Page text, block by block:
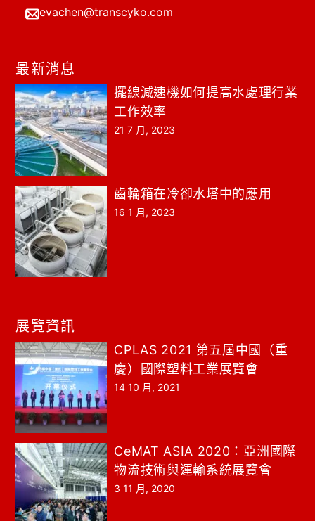
evachen@transcyko.com
最新消息
擺線減速機如何提高水處理行業
工作效率
21 7 月, 2023
齒輪箱在冷卻水塔中的應用
16 1 月, 2023
展覽資訊
CPLAS 2021 第五屆中國（重
慶）國際塑料工業展覽會
14 10 月, 2021
CeMAT ASIA 2020：亞洲國際
物流技術與運輸系統展覽會
3 11 月, 2020